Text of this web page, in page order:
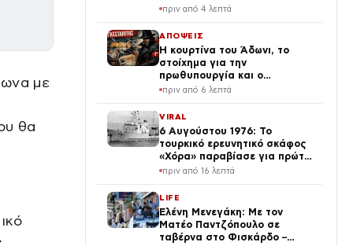
με
θα
και έμεινε σιωπηλός μέχρι τον
πριν από 4 λεπτά
ΑΠΟΨΕΙΣ
Η κουρτίνα του Άδωνι, το
στοίχημα για την
πρωθυπουργία και ο
Κασσελάκης σε ρόλο…
πριν από 6 λεπτά
VIRAL
6 Αυγούστου 1976: Το
τουρκικό ερευνητικό σκάφος
«Χόρα» παραβίασε για πρώτη
φορά την ελληνική
πριν από 16 λεπτά
LIFE
Ελένη Μενεγάκη: Με τον
Ματέο Παντζόπουλο σε
ταβέρνα στο Φισκάρδο –